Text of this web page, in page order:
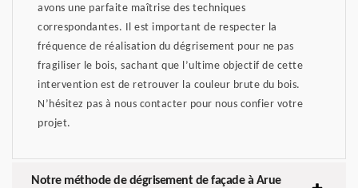
avons une parfaite maîtrise des techniques
correspondantes. Il est important de respecter la
fréquence de réalisation du dégrisement pour ne pas
fragiliser le bois, sachant que l’ultime objectif de cette
intervention est de retrouver la couleur brute du bois.
N’hésitez pas à nous contacter pour nous confier votre
projet.
Notre méthode de dégrisement de façade à Arue